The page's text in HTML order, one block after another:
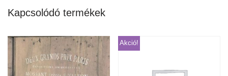
Kapcsolódó termékek
Akció!